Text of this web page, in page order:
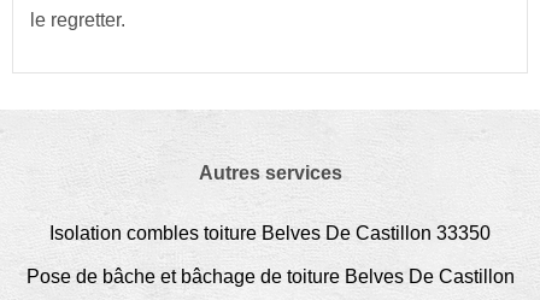
le regretter.
Autres services
Isolation combles toiture Belves De Castillon 33350
Pose de bâche et bâchage de toiture Belves De Castillon